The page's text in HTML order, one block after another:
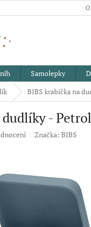
Samolepky
BIBS krabička na
dudlíky - Petrol
Značka: BIBS